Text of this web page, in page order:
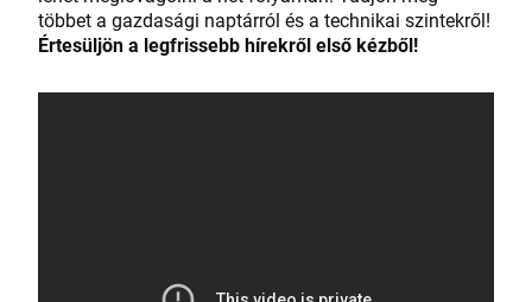
többet a gazdasági naptárról és a technikai szintekről!
Értesüljön a legfrissebb hírekről első kézből!